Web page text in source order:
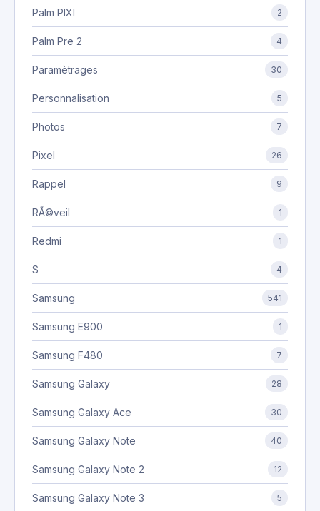
Palm PIXI 2
Palm Pre 2 4
Paramètrages 30
Personnalisation 5
Photos 7
Pixel 26
Rappel 9
RÃ©veil 1
Redmi 1
S 4
Samsung 541
Samsung E900 1
Samsung F480 7
Samsung Galaxy 28
Samsung Galaxy Ace 30
Samsung Galaxy Note 40
Samsung Galaxy Note 2 12
Samsung Galaxy Note 3 5